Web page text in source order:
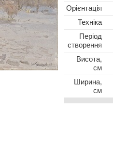
Oрієнтація
Техніка
Період
створення
Висота,
см
Ширина,
см